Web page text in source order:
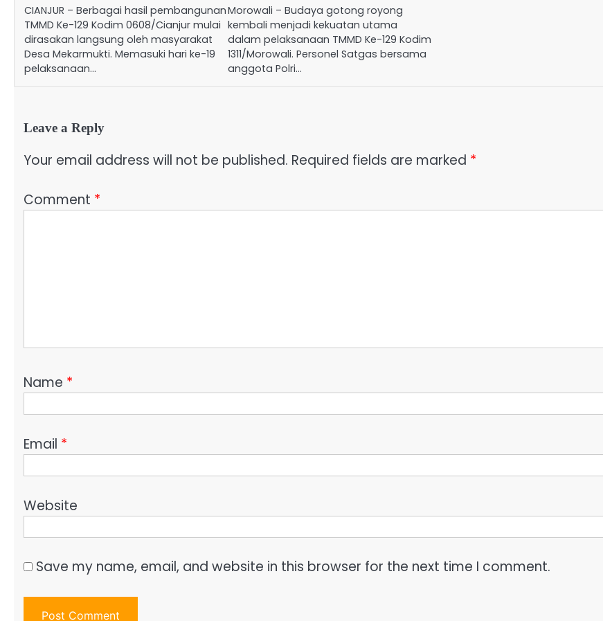
CIANJUR – Berbagai hasil pembangunan
TMMD Ke-129 Kodim 0608/Cianjur mulai
dirasakan langsung oleh masyarakat
Desa Mekarmukti. Memasuki hari ke-19
pelaksanaan…
Morowali – Budaya gotong royong
kembali menjadi kekuatan utama
dalam pelaksanaan TMMD Ke-129 Kodim
1311/Morowali. Personel Satgas bersama
anggota Polri…
Leave a Reply
Your email address will not be published. Required fields are marked *
Comment *
Name *
Email *
Website
Save my name, email, and website in this browser for the next time I comment.